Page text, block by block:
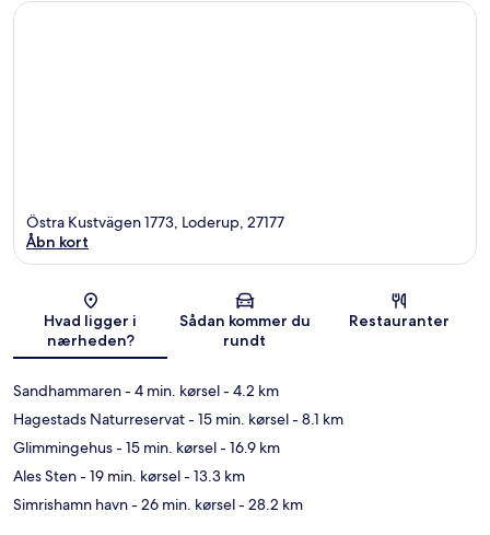
Kort
Östra Kustvägen 1773, Loderup, 27177
Åbn kort
Hvad ligger i
nærheden?
Sådan kommer du
rundt
Restauranter
Sandhammaren- 4 min. kørsel- 4.2 km
Hagestads Naturreservat- 15 min. kørsel- 8.1 km
Glimmingehus- 15 min. kørsel- 16.9 km
Ales Sten- 19 min. kørsel- 13.3 km
Simrishamn havn- 26 min. kørsel- 28.2 km